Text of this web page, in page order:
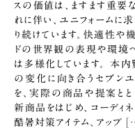
スの価値は、ますます重要
れに伴い、ユニフォームに
り続けています。快適性や
ドの世界観の表現や環境
は多様化しています。 本内
の変化に向き合うセブン
を、実際の商品や提案とと
新商品をはじめ、コーディ
酷暑対策アイテム、アップ